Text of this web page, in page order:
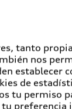
incluida la
la gestión
tanto
nos
establecer
de
tu permiso
tu